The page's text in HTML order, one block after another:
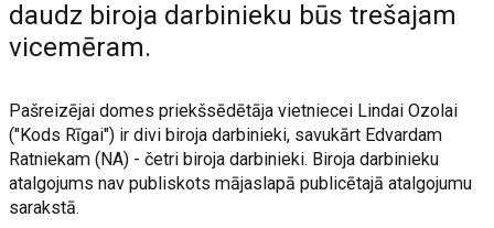
daudz biroja darbinieku būs trešajam
vicemēram.
Pašreizējai domes priekšsēdētāja vietniecei Lindai Ozolai
("Kods Rīgai") ir divi biroja darbinieki, savukārt Edvardam
Ratniekam (NA) - četri biroja darbinieki. Biroja darbinieku
atalgojums nav publiskots mājaslapā publicētajā atalgojumu
sarakstā.